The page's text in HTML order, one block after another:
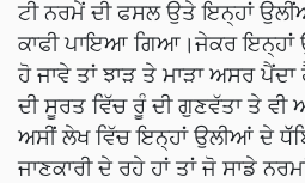
ਟੀ ਨਰਮੇਂ ਦੀ ਫਸਲ ਉਤੇ ਇਨ੍ਹਾਂ
ਕਾਫੀ ਪਾਇਆ ਗਿਆ।ਜੇਕਰ ਇਨ੍ਹਾਂ
ਹੋ ਜਾਵੇ ਤਾਂ ਝਾੜ ਤੇ ਮਾੜਾ ਅਸਰ
ਦੀ ਸੂਰਤ ਵਿੱਚ ਰੂੰ ਦੀ ਗੁਣਵੱਤਾ ਤੇ
ਅਸੀਂ ਲੇਖ ਵਿੱਚ ਇਨ੍ਹਾਂ ਉਲੀਆਂ ਦੇ
ਜਾਣਕਾਰੀ ਦੇ ਰਹੇ ਹਾਂ ਤਾਂ ਜੋ ਸਾਡੇ